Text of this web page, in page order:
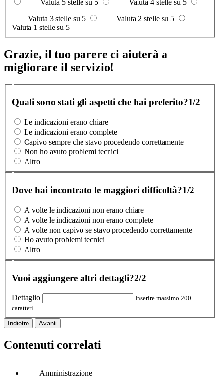
Valuta 5 stelle su 5
Valuta 4 stelle su 5
Valuta 3 stelle su 5
Valuta 2 stelle su 5
Valuta 1 stelle su 5
Grazie, il tuo parere ci aiuterà a
migliorare il servizio!
Quali sono stati gli aspetti che hai preferito?1/2
Le indicazioni erano chiare
Le indicazioni erano complete
Capivo sempre che stavo procedendo correttamente
Non ho avuto problemi tecnici
Altro
Dove hai incontrato le maggiori difficoltà?1/2
A volte le indicazioni non erano chiare
A volte le indicazioni non erano complete
A volte non capivo se stavo procedendo correttamente
Ho avuto problemi tecnici
Altro
Vuoi aggiungere altri dettagli?2/2
Dettaglio
Inserire massimo 200
caratteri
Indietro Avanti
Contenuti correlati
Amministrazione